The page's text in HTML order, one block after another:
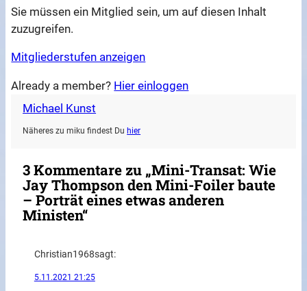
Sie müssen ein Mitglied sein, um auf diesen Inhalt
zuzugreifen.
Mitgliederstufen anzeigen
Already a member? Hier einloggen
Michael Kunst
Näheres zu miku findest Du hier
3 Kommentare zu „Mini-Transat: Wie
Jay Thompson den Mini-Foiler baute
– Porträt eines etwas anderen
Ministen“
Christian1968sagt:
5.11.2021 21:25